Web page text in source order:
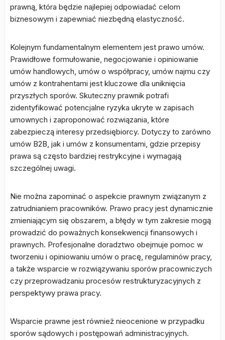
prawną, która będzie najlepiej odpowiadać celom
biznesowym i zapewniać niezbędną elastyczność.
Kolejnym fundamentalnym elementem jest prawo umów.
Prawidłowe formułowanie, negocjowanie i opiniowanie
umów handlowych, umów o współpracy, umów najmu czy
umów z kontrahentami jest kluczowe dla uniknięcia
przyszłych sporów. Skuteczny prawnik potrafi
zidentyfikować potencjalne ryzyka ukryte w zapisach
umownych i zaproponować rozwiązania, które
zabezpieczą interesy przedsiębiorcy. Dotyczy to zarówno
umów B2B, jak i umów z konsumentami, gdzie przepisy
prawa są często bardziej restrykcyjne i wymagają
szczególnej uwagi.
Nie można zapominać o aspekcie prawnym związanym z
zatrudnianiem pracowników. Prawo pracy jest dynamicznie
zmieniającym się obszarem, a błędy w tym zakresie mogą
prowadzić do poważnych konsekwencji finansowych i
prawnych. Profesjonalne doradztwo obejmuje pomoc w
tworzeniu i opiniowaniu umów o pracę, regulaminów pracy,
a także wsparcie w rozwiązywaniu sporów pracowniczych
czy przeprowadzaniu procesów restrukturyzacyjnych z
perspektywy prawa pracy.
Wsparcie prawne jest również nieocenione w przypadku
sporów sądowych i postępowań administracyjnych.